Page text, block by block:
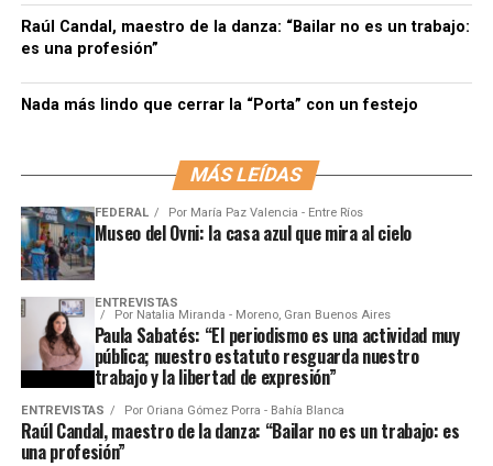
Raúl Candal, maestro de la danza: “Bailar no es un trabajo:
es una profesión”
Nada más lindo que cerrar la “Porta” con un festejo
MÁS LEÍDAS
FEDERAL Por María Paz Valencia - Entre Ríos
Museo del Ovni: la casa azul que mira al cielo
ENTREVISTAS
Por Natalia Miranda - Moreno, Gran Buenos Aires
Paula Sabatés: “El periodismo es una actividad muy
pública; nuestro estatuto resguarda nuestro
trabajo y la libertad de expresión”
ENTREVISTAS Por Oriana Gómez Porra - Bahía Blanca
Raúl Candal, maestro de la danza: “Bailar no es un trabajo: es
una profesión”